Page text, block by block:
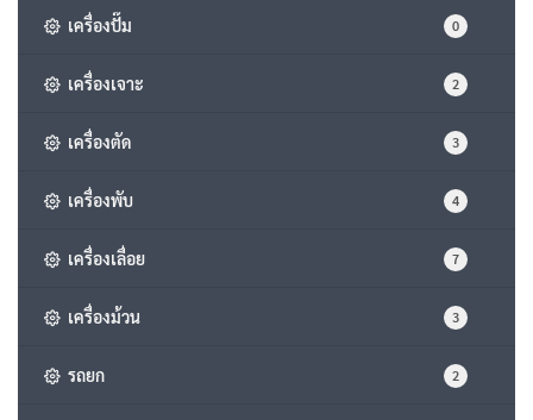
เครื่องปั๊ม 0
เครื่องเจาะ 2
เครื่องตัด 3
เครื่องพับ 4
เครื่องเลื่อย 7
เครื่องม้วน 3
รถยก 2